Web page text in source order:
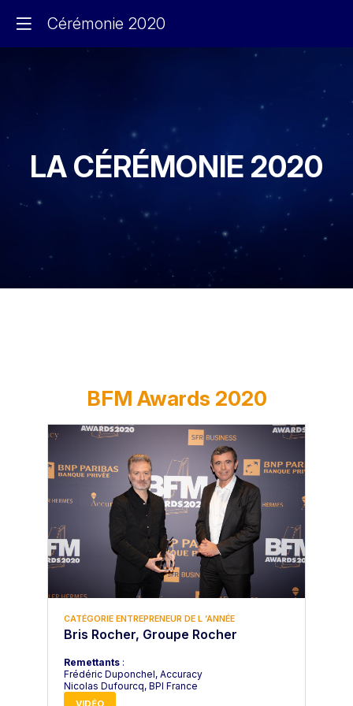
Cérémonie 2020
LA CÉRÉMONIE 2020
BFM Awards 2020
CATÉGORIE ENTREPRENEUR DE L ’ANNÉE
Bris Rocher, Groupe Rocher
Remettants :
Frédéric Duponchel, Accuracy
Nicolas Dufourcq, BPI France
VIDÉO